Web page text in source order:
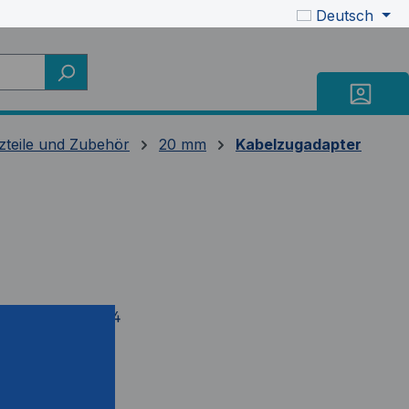
Deutsch
und Zubehör 20 mm Kabelzugadapter
SC4303-L04